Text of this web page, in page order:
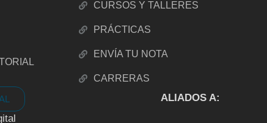
CURSOS Y TALLERES
PRÁCTICAS
ENVÍA TU NOTA
CARRERAS
ALIADOS A: